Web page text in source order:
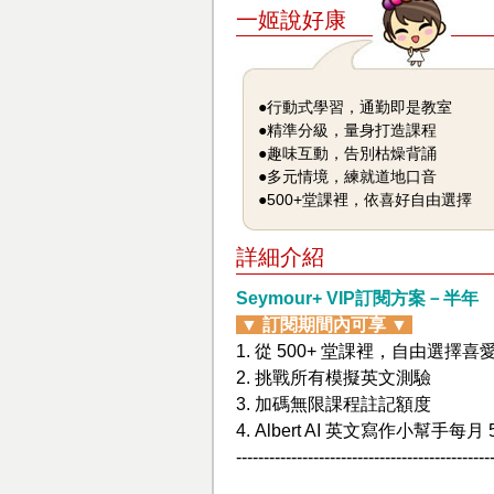
一姬說好康
●行動式學習，通勤即是教室
●精準分級，量身打造課程
●趣味互動，告別枯燥背誦
●多元情境，練就道地口音
●500+堂課裡，依喜好自由選擇
詳細介紹
Seymour+ VIP訂閱方案－半年
▼ 訂閱期間內可享 ▼
1. 從 500+ 堂課裡，自由選擇喜
2. 挑戰所有模擬英文測驗
3. 加碼無限課程註記額度
4. Albert AI 英文寫作小幫手每月